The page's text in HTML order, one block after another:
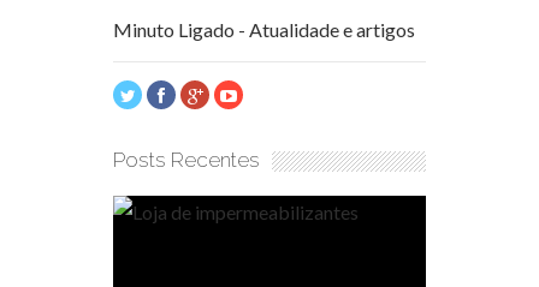
Minuto Ligado - Atualidade e artigos
Posts Recentes